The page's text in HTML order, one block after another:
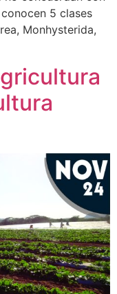
5 clases
Monhysterida,